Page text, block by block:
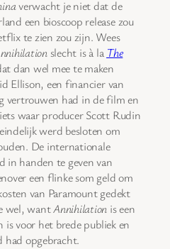
verwacht je niet dat de
een bioscoop release zou
te zien zou zijn. Wees
slecht is à la The
dan wel mee te maken
Ellison, een financier van
vertrouwen had in de film en
waar producer Scott Rudin
werd besloten om
De internationale
handen te geven van
een flinke som geld om
van Paramount gedekt
wel, wantAnnihilation is een
voor het brede publiek en
had opgebracht.